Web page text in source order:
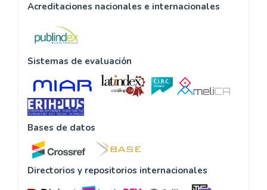
Acreditaciones nacionales e internacionales
Sistemas de evaluación
Bases de datos
Directorios y repositorios internacionales